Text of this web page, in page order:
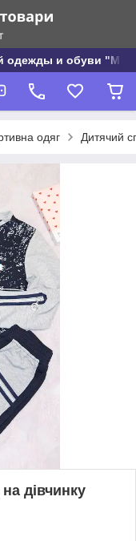
одежды и обуви
одяг Дитячий
дівчинку